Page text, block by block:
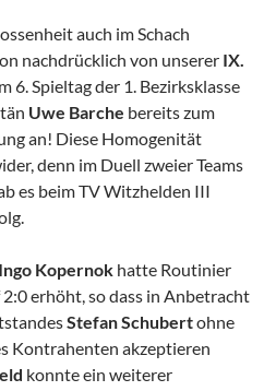
auch im Schach
nachdrücklich von unserer IX.
Spieltag der 1. Bezirksklasse
Uwe Barche bereits zum
an! Diese Homogenität
denn im Duell zweier Teams
es beim TV Witzhelden III
Ingo Kopernok hatte Routinier
erhöht, so dass in Anbetracht
Stefan Schubertohne
Kontrahenten akzeptieren
konnte ein weiterer